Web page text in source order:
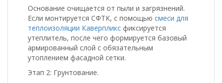
Основание очищается от пыли и загрязнений.
Если монтируется СФТК, с помощью смеси для
теплоизоляции Каверпликс фиксируется
утеплитель, после чего формируется базовый
армированный слой с обязательным
утоплением фасадной сетки.
Этап 2: Грунтование.